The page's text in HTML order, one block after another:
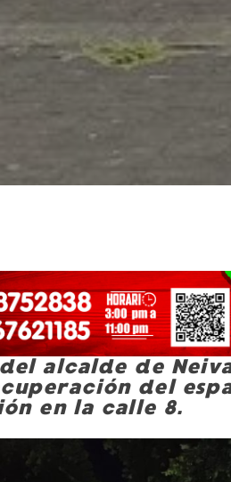
alcalde de
del
en la calle 8.